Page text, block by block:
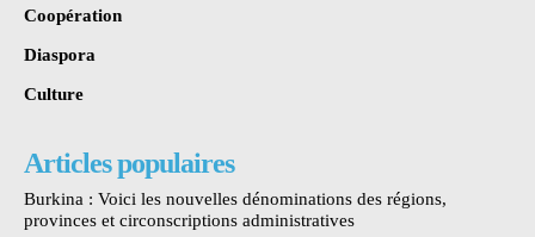
Coopération
Diaspora
Culture
Articles populaires
Burkina : Voici les nouvelles dénominations des régions,
provinces et circonscriptions administratives